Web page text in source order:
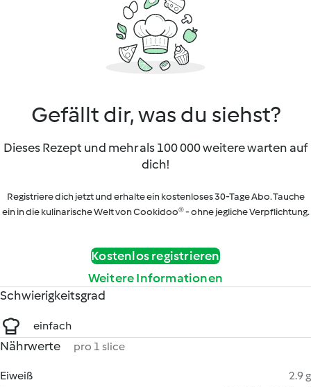
Gefällt dir, was du siehst?
Dieses Rezept und mehr als 100 000 weitere warten auf
dich!
Registriere dich jetzt und erhalte ein kostenloses 30-Tage Abo. Tauche
ein in die kulinarische Welt von Cookidoo® - ohne jegliche Verpflichtung.
Kostenlos registrieren
Weitere Informationen
Schwierigkeitsgrad
einfach
Nährwerte pro 1 slice
Eiweiß
2.9 g